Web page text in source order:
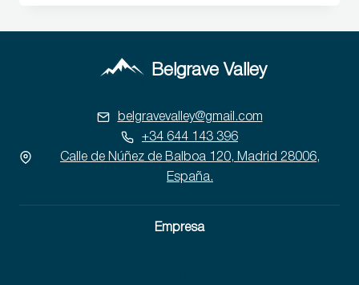
HERRAMIENTAS
ANÁLISISBelgrave Valley
belgravevalley@gmail.com
+34 644 143 396
Calle de Núñez de Balboa 120, Madrid 28006,
España.
Empresa